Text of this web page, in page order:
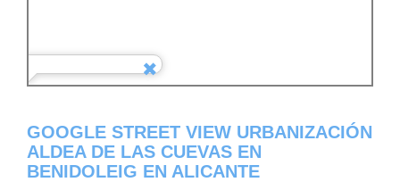
GOOGLE STREET VIEW URBANIZACIÓN
ALDEA DE LAS CUEVAS EN
BENIDOLEIG EN ALICANTE